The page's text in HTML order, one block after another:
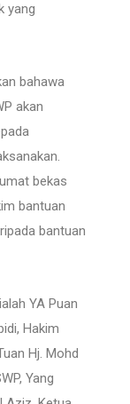
yang
bahawa
akan
bekas
bantuan
bantuan
YA Puan
Hakim
Hj. Mohd
Yang